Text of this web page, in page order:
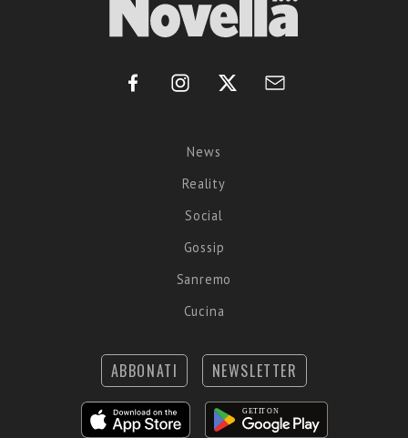
News
Reality
Social
Gossip
Sanremo
Cucina
ABBONATI NEWSLETTER